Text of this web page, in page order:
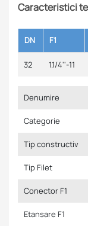
Caracteristici
DN F1
32 1.1/4''-11
Denumire
Categorie
Tip constructiv
Tip Filet
Conector F1
Etansare F1